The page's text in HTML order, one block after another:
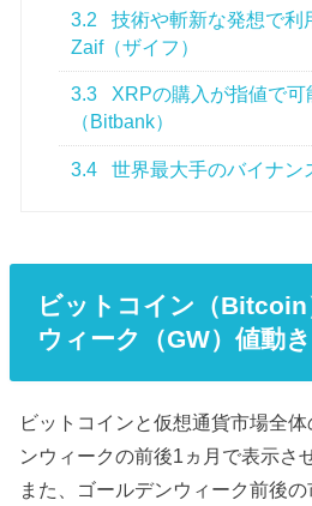
3.2
技術や斬新な発想で利
Zaif（ザイフ）
3.3
XRPの購入が指値で可
（Bitbank）
3.4 世界最大手のバイナン
ビットコイン（
ウィーク（GW）値動
ビットコインと仮想通貨市場全
ンウィークの前後1ヵ月で表示さ
また、ゴールデンウィーク前後